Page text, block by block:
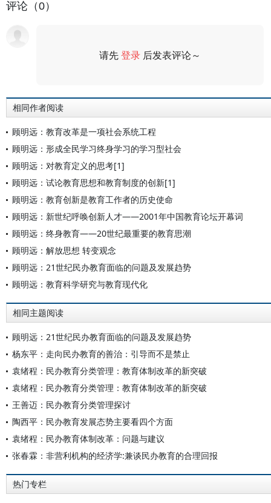
评论（0）
请先登录 后发表评论～
相同作者阅读
顾明远：教育改革是一项社会系统工程
顾明远：形成全民学习终身学习的学习型社会
顾明远：对教育定义的思考[1]
顾明远：试论教育思想和教育制度的创新[1]
顾明远：教育创新是教育工作者的历史使命
顾明远：新世纪呼唤创新人才——2001年中国教育论坛开幕词
顾明远：终身教育——20世纪最重要的教育思潮
顾明远：解放思想 转变观念
顾明远：21世纪民办教育面临的问题及发展趋势
顾明远：教育科学研究与教育现代化
相同主题阅读
顾明远：21世纪民办教育面临的问题及发展趋势
杨东平：走向民办教育的善治：引导而不是禁止
袁绪程：民办教育分类管理：教育体制改革的新突破
袁绪程：民办教育分类管理：教育体制改革的新突破
王善迈：民办教育分类管理探讨
陶西平：民办教育发展态势主要看四个方面
袁绪程：民办教育体制改革：问题与建议
张春霖：非营利机构的经济学:兼谈民办教育的合理回报
热门专栏